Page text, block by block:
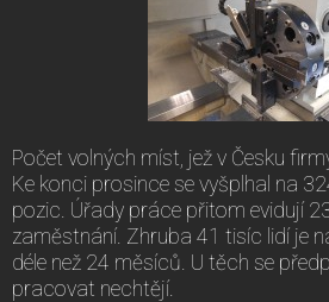
Počet volných míst, jež v Česku
Ke konci prosince se vyšplhal na
pozic. Úřady práce přitom evidují
zaměstnání. Zhruba 41 tisíc lidí je
déle než 24 měsíců. U těch se
pracovat nechtějí.